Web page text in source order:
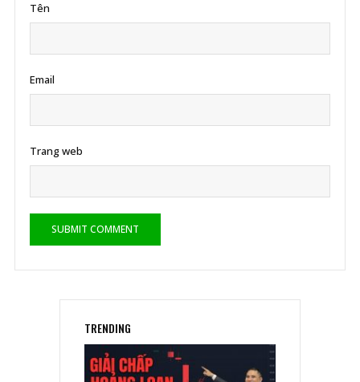
Tên
Email
Trang web
TRENDING